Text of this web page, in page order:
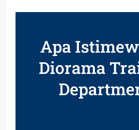
Apa
Diorama